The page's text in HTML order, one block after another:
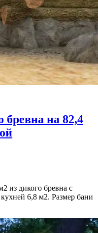
бревна на 82,4
из дикого бревна с
6,8 м2. Размер бани